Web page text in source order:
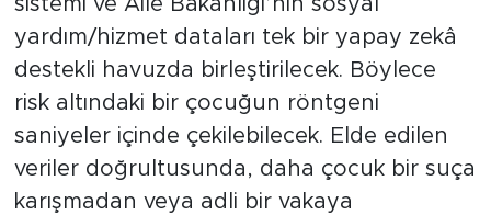
sistemi ve Aile Bakanlığı’nın sosyal
yardım/hizmet dataları tek bir yapay zekâ
destekli havuzda birleştirilecek. Böylece
risk altındaki bir çocuğun röntgeni
saniyeler içinde çekilebilecek. Elde edilen
veriler doğrultusunda, daha çocuk bir suça
karışmadan veya adli bir vakaya